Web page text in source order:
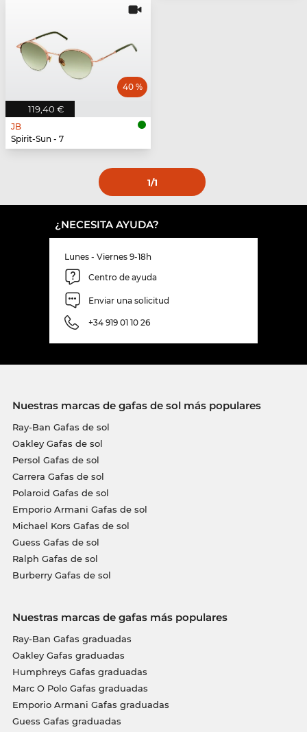
119,40 €
40 %
JB
Spirit-Sun - 7
1/1
¿NECESITA AYUDA?
Lunes - Viernes 9-18h
Centro de ayuda
Enviar una solicitud
+34 919 01 10 26
Nuestras marcas de gafas de sol más populares
Ray-Ban Gafas de sol
Oakley Gafas de sol
Persol Gafas de sol
Carrera Gafas de sol
Polaroid Gafas de sol
Emporio Armani Gafas de sol
Michael Kors Gafas de sol
Guess Gafas de sol
Ralph Gafas de sol
Burberry Gafas de sol
Nuestras marcas de gafas más populares
Ray-Ban Gafas graduadas
Oakley Gafas graduadas
Humphreys Gafas graduadas
Marc O Polo Gafas graduadas
Emporio Armani Gafas graduadas
Guess Gafas graduadas